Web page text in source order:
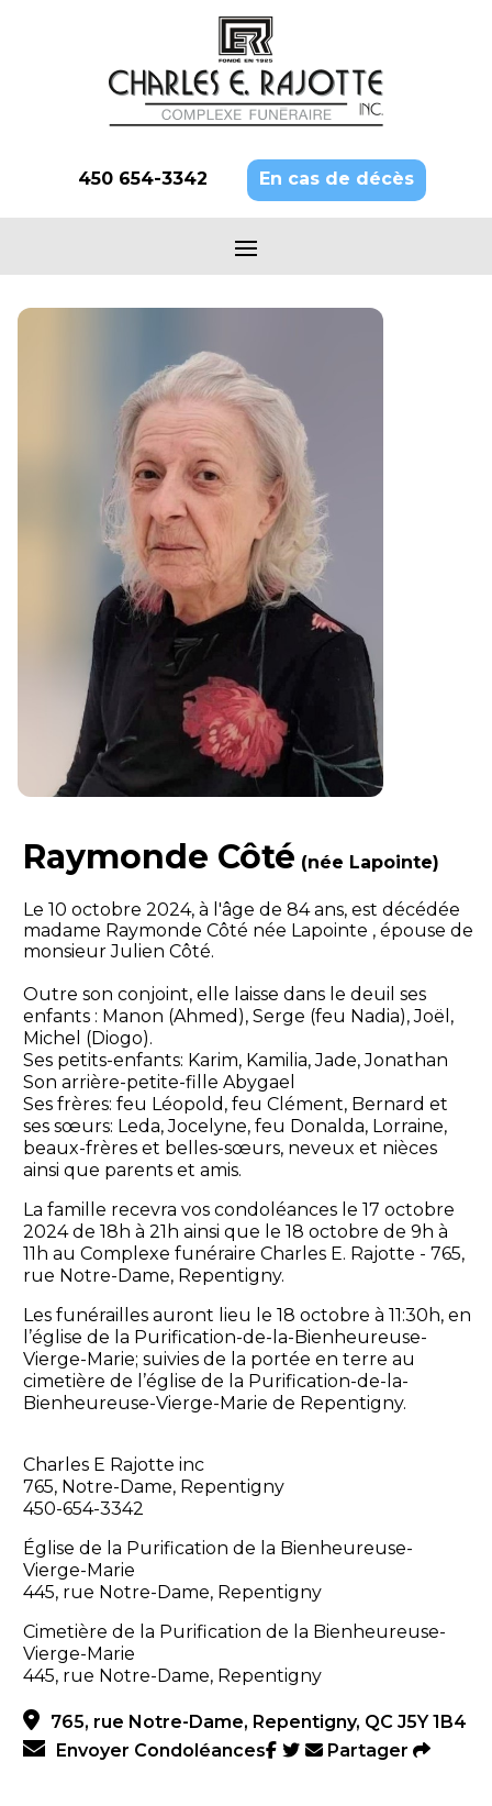
450 654-3342 En cas de décès
Raymonde Côté (née Lapointe)
Le 10 octobre 2024, à l'âge de 84 ans, est décédée
madame Raymonde Côté née Lapointe , épouse de
monsieur Julien Côté.
Outre son conjoint, elle laisse dans le deuil ses
enfants : Manon (Ahmed), Serge (feu Nadia), Joël,
Michel (Diogo).
Ses petits-enfants: Karim, Kamilia, Jade, Jonathan
Son arrière-petite-fille Abygael
Ses frères: feu Léopold, feu Clément, Bernard et
ses sœurs: Leda, Jocelyne, feu Donalda, Lorraine,
beaux-frères et belles-sœurs, neveux et nièces
ainsi que parents et amis.
La famille recevra vos condoléances le 17 octobre
2024 de 18h à 21h ainsi que le 18 octobre de 9h à
11h au Complexe funéraire Charles E. Rajotte - 765,
rue Notre-Dame, Repentigny.
Les funérailles auront lieu le 18 octobre à 11:30h, en
l’église de la Purification-de-la-Bienheureuse-
Vierge-Marie; suivies de la portée en terre au
cimetière de l’église de la Purification-de-la-
Bienheureuse-Vierge-Marie de Repentigny.
Charles E Rajotte inc
765, Notre-Dame, Repentigny
450-654-3342
Église de la Purification de la Bienheureuse-
Vierge-Marie
445, rue Notre-Dame, Repentigny
Cimetière de la Purification de la Bienheureuse-
Vierge-Marie
445, rue Notre-Dame, Repentigny
765, rue Notre-Dame, Repentigny, QC J5Y 1B4
Envoyer Condoléances
Partager